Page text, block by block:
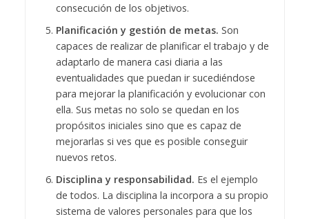
consecución de los objetivos.
Planificación y gestión de metas. Son
capaces de realizar de planificar el trabajo y de
adaptarlo de manera casi diaria a las
eventualidades que puedan ir sucediéndose
para mejorar la planificación y evolucionar con
ella. Sus metas no solo se quedan en los
propósitos iniciales sino que es capaz de
mejorarlas si ves que es posible conseguir
nuevos retos.
Disciplina y responsabilidad. Es el ejemplo
de todos. La disciplina la incorpora a su propio
sistema de valores personales para que los